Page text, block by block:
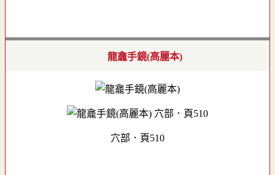
龍龕手鏡(高麗本)
穴部．頁510